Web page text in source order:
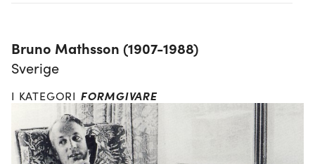
07 aug
Bruno Mathsson (1907-1988)
Sverige
I KATEGORI FORMGIVARE